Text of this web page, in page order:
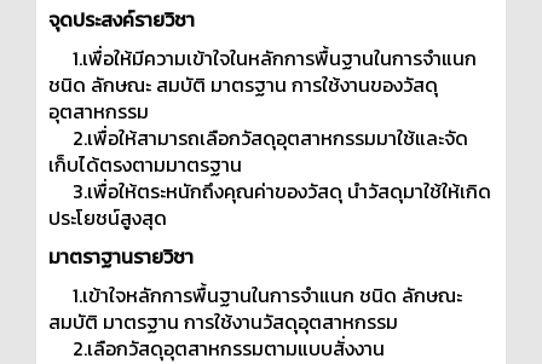
จุดประสงค์รายวิชา
1.เพื่อให้มีความเข้าใจในหลักการพื้นฐานในการจำแนก
ชนิด ลักษณะ สมบัติ มาตรฐาน การใช้งานของวัสดุ
อุตสาหกรรม
2.เพื่อให้สามารถเลือกวัสดุอุตสาหกรรมมาใช้และจัด
เก็บได้ตรงตามมาตรฐาน
3.เพื่อให้ตระหนักถึงคุณค่าของวัสดุ นำวัสดุมาใช้ให้เกิด
ประโยชน์สูงสุด
มาตราฐานรายวิชา
1.เข้าใจหลักการพื้นฐานในการจำแนก ชนิด ลักษณะ
สมบัติ มาตรฐาน การใช้งานวัสดุอุตสาหกรรม
2.เลือกวัสดุอุตสาหกรรมตามแบบสั่งงาน